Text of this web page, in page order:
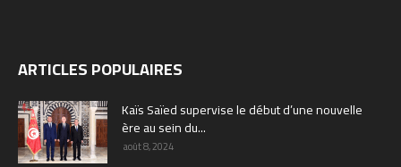
ARTICLES POPULAIRES
Kaïs Saïed supervise le début d’une nouvelle
ère au sein du...
août 8, 2024